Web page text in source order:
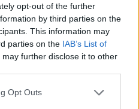
opt-out of the further
by third parties on the
This information may
parties on the IAB’s List of
may further disclose it to other
uses one or more Google
Opt Outs